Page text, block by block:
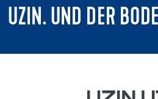
UZIN. UND DER